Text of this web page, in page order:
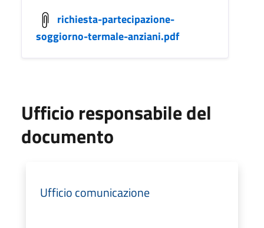
richiesta-partecipazione-
soggiorno-termale-anziani.pdf
Ufficio responsabile del
documento
Ufficio comunicazione